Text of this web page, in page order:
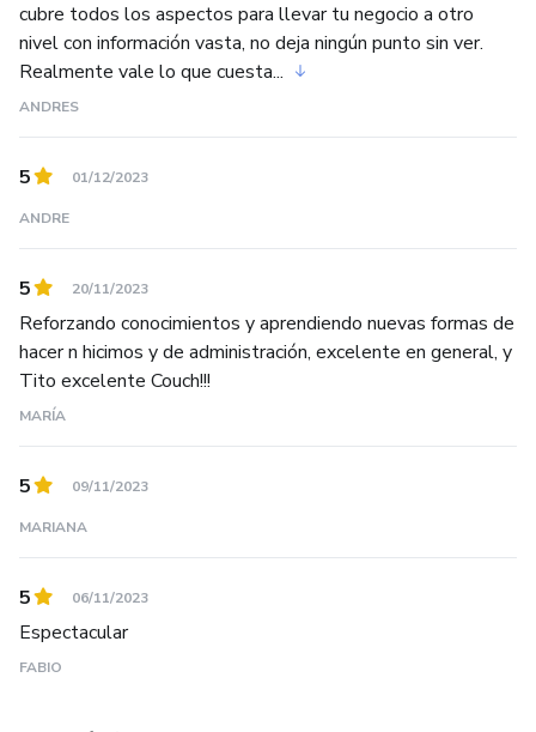
cubre todos los aspectos para llevar tu negocio a otro
nivel con información vasta, no deja ningún punto sin ver.
Realmente vale lo que cuesta...
ANDRES
5 01/12/2023
ANDRE
5 20/11/2023
Reforzando conocimientos y aprendiendo nuevas formas de
hacer n hicimos y de administración, excelente en general, y
Tito excelente Couch!!!
MARÍA
5 09/11/2023
MARIANA
5 06/11/2023
Espectacular
FABIO